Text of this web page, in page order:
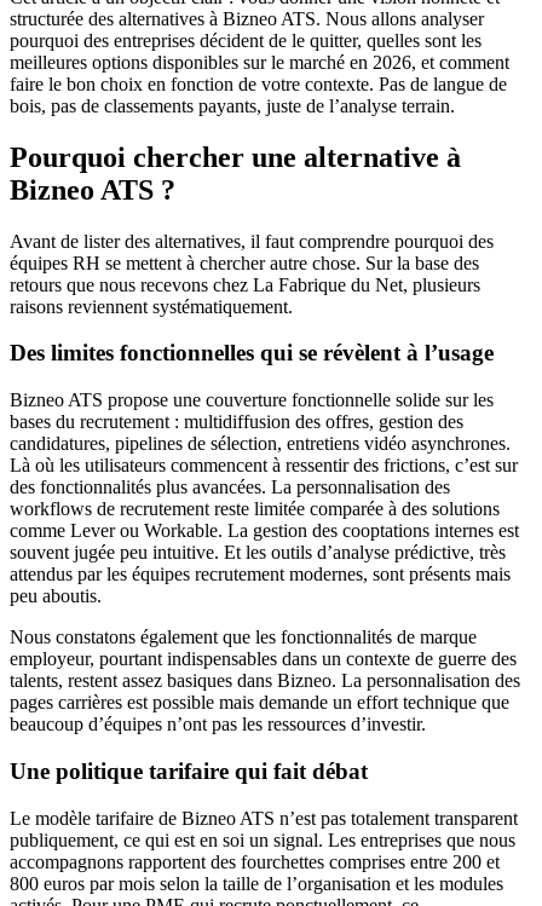
structurée des alternatives à Bizneo ATS. Nous allons analyser
pourquoi des entreprises décident de le quitter, quelles sont les
meilleures options disponibles sur le marché en 2026, et comment
faire le bon choix en fonction de votre contexte. Pas de langue de
bois, pas de classements payants, juste de l’analyse terrain.
Pourquoi chercher une alternative à
Bizneo ATS ?
Avant de lister des alternatives, il faut comprendre pourquoi des
équipes RH se mettent à chercher autre chose. Sur la base des
retours que nous recevons chez La Fabrique du Net, plusieurs
raisons reviennent systématiquement.
Des limites fonctionnelles qui se révèlent à l’usage
Bizneo ATS propose une couverture fonctionnelle solide sur les
bases du recrutement : multidiffusion des offres, gestion des
candidatures, pipelines de sélection, entretiens vidéo asynchrones.
Là où les utilisateurs commencent à ressentir des frictions, c’est sur
des fonctionnalités plus avancées. La personnalisation des
workflows de recrutement reste limitée comparée à des solutions
comme Lever ou Workable. La gestion des cooptations internes est
souvent jugée peu intuitive. Et les outils d’analyse prédictive, très
attendus par les équipes recrutement modernes, sont présents mais
peu aboutis.
Nous constatons également que les fonctionnalités de marque
employeur, pourtant indispensables dans un contexte de guerre des
talents, restent assez basiques dans Bizneo. La personnalisation des
pages carrières est possible mais demande un effort technique que
beaucoup d’équipes n’ont pas les ressources d’investir.
Une politique tarifaire qui fait débat
Le modèle tarifaire de Bizneo ATS n’est pas totalement transparent
publiquement, ce qui est en soi un signal. Les entreprises que nous
accompagnons rapportent des fourchettes comprises entre 200 et
800 euros par mois selon la taille de l’organisation et les modules